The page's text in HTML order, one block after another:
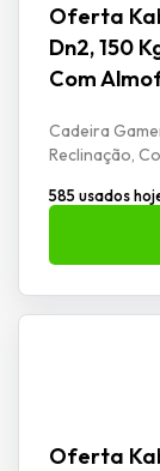
Oferta
Dn2, 150
Com
Cadeira
Reclinação,
585 usados
Oferta